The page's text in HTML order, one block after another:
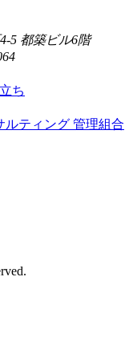
5 都築ビル6階
ち
ルティング 管理組合